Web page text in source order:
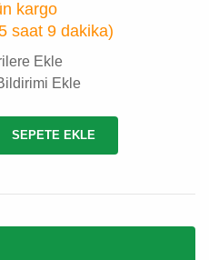
kargo
saat 9 dakika)
Ekle
Ekle
SEPETE EKLE